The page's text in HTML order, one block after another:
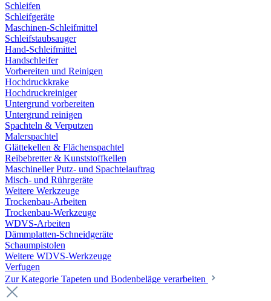
Schleifen
Schleifgeräte
Maschinen-Schleifmittel
Schleifstaubsauger
Hand-Schleifmittel
Handschleifer
Vorbereiten und Reinigen
Hochdruckkrake
Hochdruckreiniger
Untergrund vorbereiten
Untergrund reinigen
Spachteln & Verputzen
Malerspachtel
Glättekellen & Flächenspachtel
Reibebretter & Kunststoffkellen
Maschineller Putz- und Spachtelauftrag
Misch- und Rührgeräte
Weitere Werkzeuge
Trockenbau-Arbeiten
Trockenbau-Werkzeuge
WDVS-Arbeiten
Dämmplatten-Schneidgeräte
Schaumpistolen
Weitere WDVS-Werkzeuge
Verfugen
Zur Kategorie Tapeten und Bodenbeläge verarbeiten